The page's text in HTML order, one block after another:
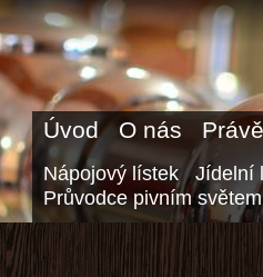
Úvod O nás
Nápojový lístek
Jídelní
Průvodce pivním světem